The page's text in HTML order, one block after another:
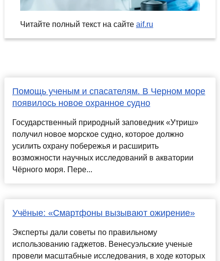
Читайте полный текст на сайте aif.ru
Помощь ученым и спасателям. В Черном море
появилось новое охранное судно
Государственный природный заповедник «Утриш»
получил новое морское судно, которое должно
усилить охрану побережья и расширить
возможности научных исследований в акватории
Чёрного моря. Пере...
Учёные: «Смартфоны вызывают ожирение»
Эксперты дали советы по правильному
использованию гаджетов. Венесуэльские ученые
провели масштабные исследования, в ходе которых